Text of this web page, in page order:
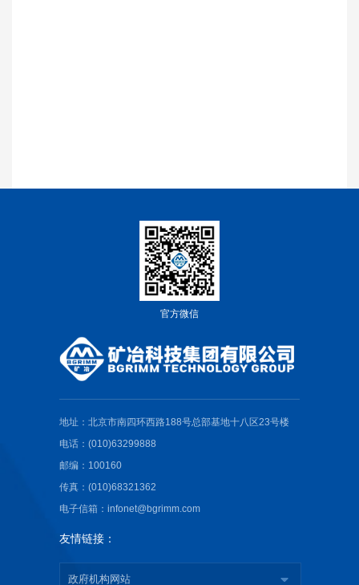
官方微信
地址：北京市南四环西路188号总部基地十八区23号楼
电话：(010)63299888
邮编：100160
传真：(010)68321362
电子信箱：infonet@bgrimm.com
友情链接：
政府机构网站